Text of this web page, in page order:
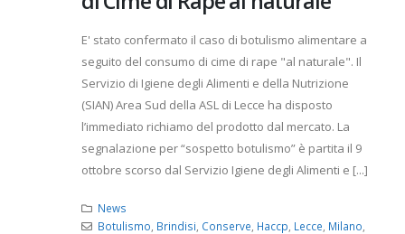
E' stato confermato il caso di botulismo alimentare a
seguito del consumo di cime di rape "al naturale". Il
Servizio di Igiene degli Alimenti e della Nutrizione
(SIAN) Area Sud della ASL di Lecce ha disposto
l’immediato richiamo del prodotto dal mercato. La
segnalazione per “sospetto botulismo” è partita il 9
ottobre scorso dal Servizio Igiene degli Alimenti e [...]
News
Botulismo Brindisi Conserve Haccp Lecce Milano